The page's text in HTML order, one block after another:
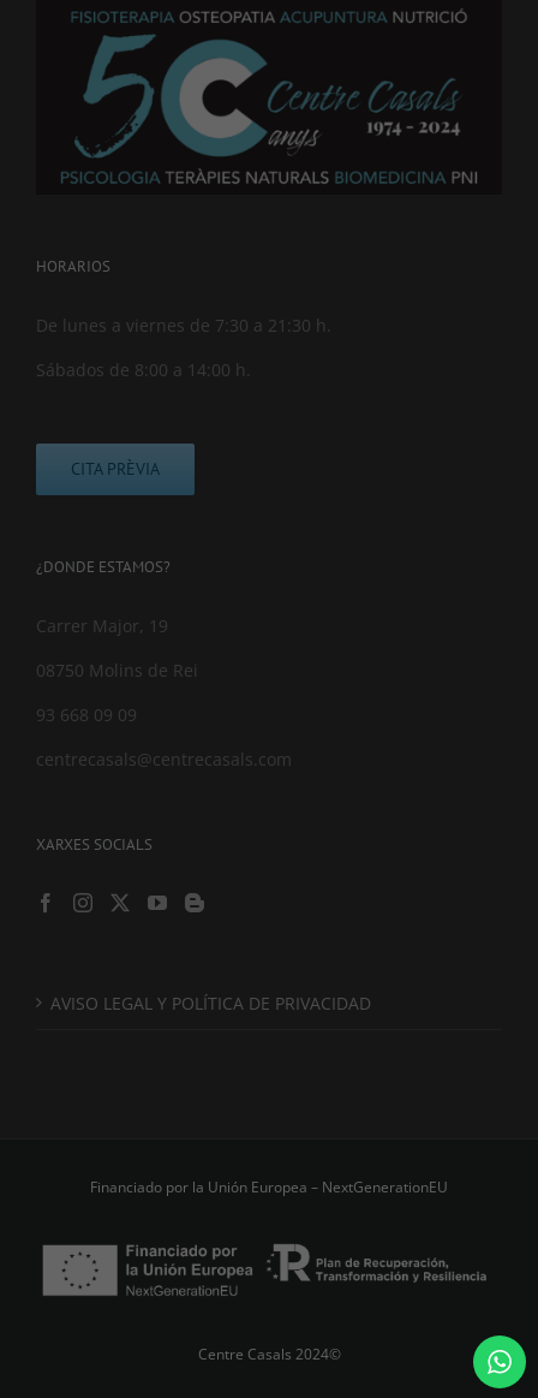
HORARIOS
De lunes a viernes de 7:30 a 21:30 h.
Sábados de 8:00 a 14:00 h.
CITA PRÈVIA
¿DONDE ESTAMOS?
Carrer Major, 19
08750 Molins de Rei
93 668 09 09
centrecasals@centrecasals.com
XARXES SOCIALS
AVISO LEGAL Y POLÍTICA DE PRIVACIDAD
Financiado por la Unión Europea – NextGenerationEU
Centre Casals 2024©